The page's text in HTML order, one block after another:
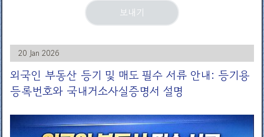
20 Jan 2026
외국인 부동산 등기 및 매도 필수 서류 안내: 등기용
등록번호와 국내거소사실증명서 설명